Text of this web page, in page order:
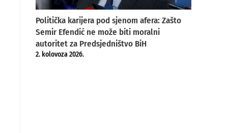
Politička karijera pod sjenom afera: Zašto
Semir Efendić ne može biti moralni
autoritet za Predsjedništvo BiH
2. kolovoza 2026.